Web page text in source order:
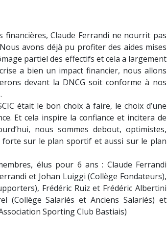
Claude Ferrandi ne nourrit pas
avons déjà pu profiter des aides mises
partiel des effectifs et cela a largement
a bien un impact financier, nous allons
devant la DNCG soit conforme à nos
était le bon choix à faire, le choix d’une
Et cela inspire la confiance et incitera de
nous sommes debout, optimistes,
sur le plan sportif et aussi sur le plan
élus pour 6 ans : Claude Ferrandi
et Johan Luiggi (Collège Fondateurs),
Frédéric Ruiz et Frédéric Albertini
(Collège Salariés et Anciens Salariés) et
Sporting Club Bastiais)